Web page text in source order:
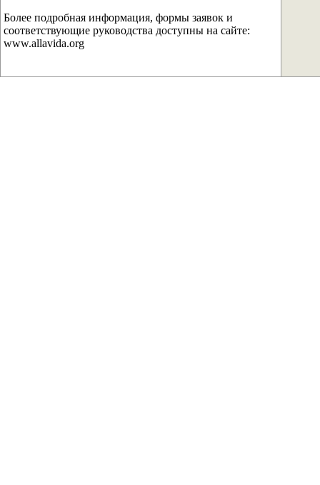
Более подробная информация, формы заявок и
соответствующие руководства доступны на сайте:
www.allavida.org